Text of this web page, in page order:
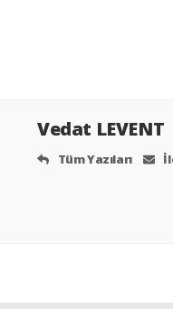
Vedat LEVENT
Tüm Yazıları